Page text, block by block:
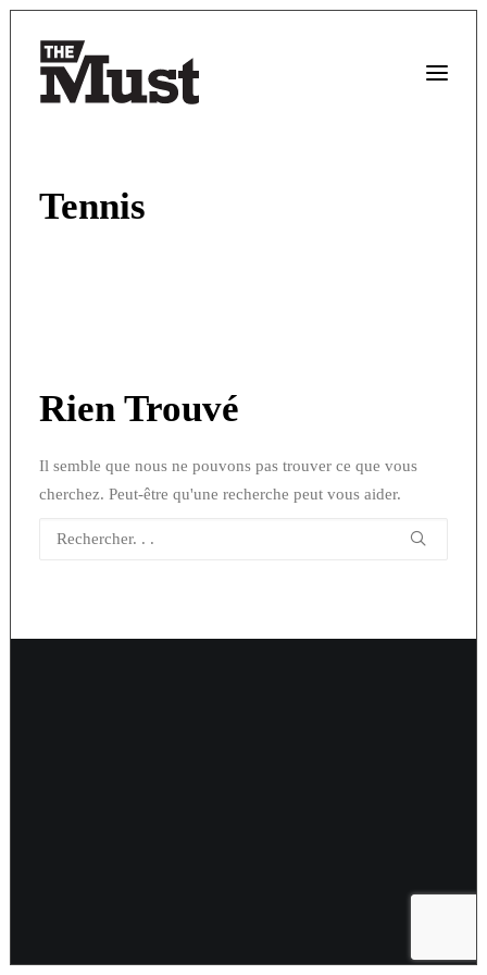
Tennis
Rien Trouvé
Il semble que nous ne pouvons pas trouver ce que vous
cherchez. Peut-être qu'une recherche peut vous aider.